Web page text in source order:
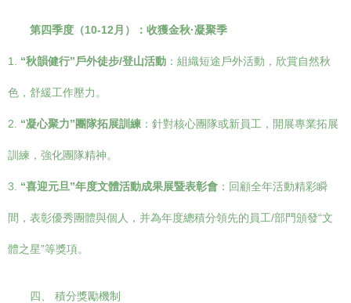
第四季度（10-12月）：收獲金秋·凝聚季
1. “秋韻健行”戶外徒步/登山活動 ：組織短途戶外活動，欣賞自然秋
色，舒緩工作壓力。
2. “凝心聚力”團隊拓展訓練 ：針對核心團隊或新員工，開展專業拓展
訓練，強化團隊精神。
3. “喜迎元旦”年度文體活動成果展暨表彰會 ：回顧全年活動精彩瞬
間，表彰優秀團體與個人，并為年度總積分領先的員工/部門頒發“文
體之星”等獎項。
四、 積分獎勵機制